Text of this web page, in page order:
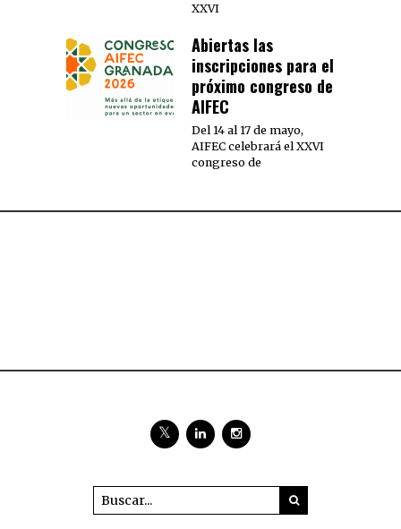
XXVI
Abiertas las
inscripciones para el
próximo congreso de
AIFEC
Del 14 al 17 de mayo,
AIFEC celebrará el XXVI
congreso de